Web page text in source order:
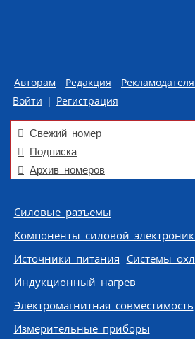
Авторам Редакция
Войти | Регистрация
Свежий номер
Подписка
Архив номеров
Skip to content
Силовые разъемы
Компоненты силовой
Источники питания Системы
Индукционный нагрев
Электромагнитная совместимость
Измерительные приборы